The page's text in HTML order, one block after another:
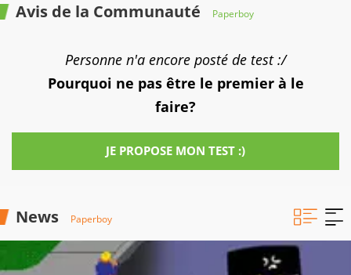
Avis de la Communauté Paperboy
Personne n'a encore posté de test :/
Pourquoi ne pas être le premier à le
faire?
JE PROPOSE MON TEST :)
News Paperboy